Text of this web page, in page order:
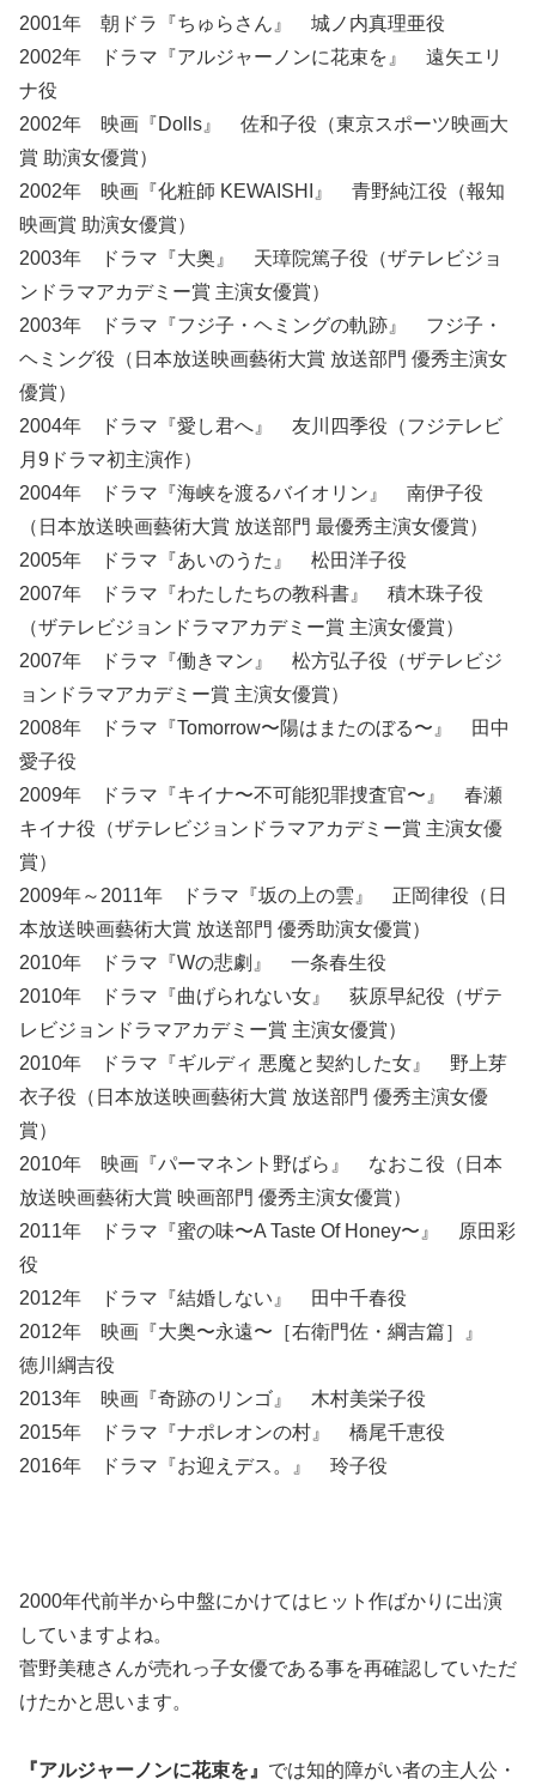
2001年 朝ドラ『ちゅらさん』 城ノ内真理亜役
2002年 ドラマ『アルジャーノンに花束を』 遠矢エリ
ナ役
2002年 映画『Dolls』 佐和子役（東京スポーツ映画大
賞 助演女優賞）
2002年 映画『化粧師 KEWAISHI』 青野純江役（報知
映画賞 助演女優賞）
2003年 ドラマ『大奥』 天璋院篤子役（ザテレビジョ
ンドラマアカデミー賞 主演女優賞）
2003年 ドラマ『フジ子・ヘミングの軌跡』 フジ子・
ヘミング役（日本放送映画藝術大賞 放送部門 優秀主演女
優賞）
2004年 ドラマ『愛し君へ』 友川四季役（フジテレビ
月9ドラマ初主演作）
2004年 ドラマ『海峡を渡るバイオリン』 南伊子役
（日本放送映画藝術大賞 放送部門 最優秀主演女優賞）
2005年 ドラマ『あいのうた』 松田洋子役
2007年 ドラマ『わたしたちの教科書』 積木珠子役
（ザテレビジョンドラマアカデミー賞 主演女優賞）
2007年 ドラマ『働きマン』 松方弘子役（ザテレビジ
ョンドラマアカデミー賞 主演女優賞）
2008年 ドラマ『Tomorrow〜陽はまたのぼる〜』 田中
愛子役
2009年 ドラマ『キイナ〜不可能犯罪捜査官〜』 春瀬
キイナ役（ザテレビジョンドラマアカデミー賞 主演女優
賞）
2009年～2011年 ドラマ『坂の上の雲』 正岡律役（日
本放送映画藝術大賞 放送部門 優秀助演女優賞）
2010年 ドラマ『Wの悲劇』 一条春生役
2010年 ドラマ『曲げられない女』 荻原早紀役（ザテ
レビジョンドラマアカデミー賞 主演女優賞）
2010年 ドラマ『ギルディ 悪魔と契約した女』 野上芽
衣子役（日本放送映画藝術大賞 放送部門 優秀主演女優
賞）
2010年 映画『パーマネント野ばら』 なおこ役（日本
放送映画藝術大賞 映画部門 優秀主演女優賞）
2011年 ドラマ『蜜の味〜A Taste Of Honey〜』 原田彩
役
2012年 ドラマ『結婚しない』 田中千春役
2012年 映画『大奥〜永遠〜［右衛門佐・綱吉篇］』
徳川綱吉役
2013年 映画『奇跡のリンゴ』 木村美栄子役
2015年 ドラマ『ナポレオンの村』 橋尾千恵役
2016年 ドラマ『お迎えデス。』 玲子役
2000年代前半から中盤にかけてはヒット作ばかりに出演
していますよね。
菅野美穂さんが売れっ子女優である事を再確認していただ
けたかと思います。
『アルジャーノンに花束を』 では知的障がい者の主人公・